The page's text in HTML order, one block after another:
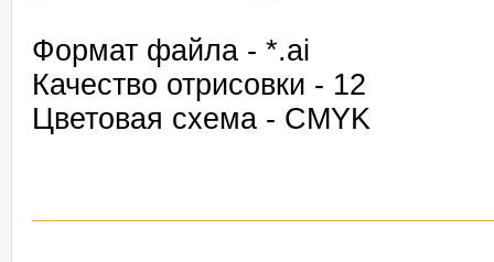
Формат файла - *.ai
Качество отрисовки - 12
Цветовая схема - CMYK